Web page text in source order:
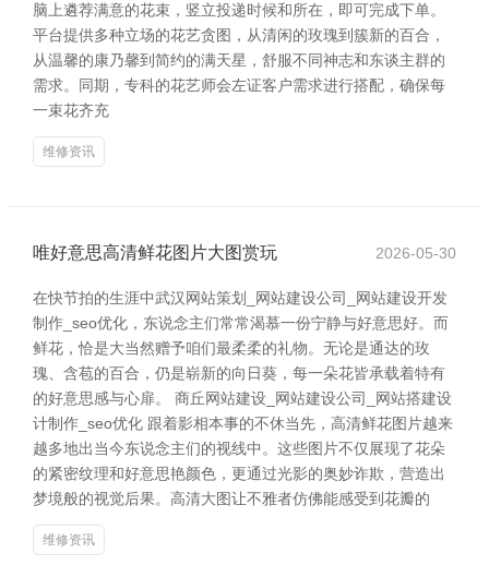
脑上遴荐满意的花束，竖立投递时候和所在，即可完成下单。
平台提供多种立场的花艺贪图，从清闲的玫瑰到簇新的百合，
从温馨的康乃馨到简约的满天星，舒服不同神志和东谈主群的
需求。同期，专科的花艺师会左证客户需求进行搭配，确保每
一束花齐充
维修资讯
唯好意思高清鲜花图片大图赏玩 2026-05-30
在快节拍的生涯中武汉网站策划_网站建设公司_网站建设开发
制作_seo优化，东说念主们常常渴慕一份宁静与好意思好。而
鲜花，恰是大当然赠予咱们最柔柔的礼物。无论是通达的玫
瑰、含苞的百合，仍是崭新的向日葵，每一朵花皆承载着特有
的好意思感与心扉。 商丘网站建设_网站建设公司_网站搭建设
计制作_seo优化 跟着影相本事的不休当先，高清鲜花图片越来
越多地出当今东说念主们的视线中。这些图片不仅展现了花朵
的紧密纹理和好意思艳颜色，更通过光影的奥妙诈欺，营造出
梦境般的视觉后果。高清大图让不雅者仿佛能感受到花瓣的
维修资讯